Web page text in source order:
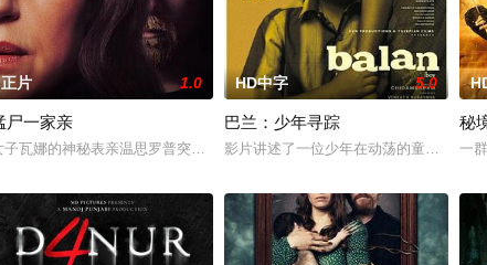
在自家房屋中超过 1000 天无法出门。在资源消耗殆尽与未知神秘威胁的
正片 1.0
尸一家亲
子瓦娜的神秘表亲温思罗普突然仓皇登门，身后还跟着一个来自异界的危险
HD中字 5.0
巴兰：少年寻踪
影片讲述了一位少年在动荡的童年中长
秘
一